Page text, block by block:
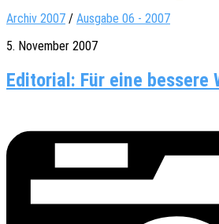
Archiv 2007 / Ausgabe 06 - 2007
5. November 2007
Editorial: Für eine bessere